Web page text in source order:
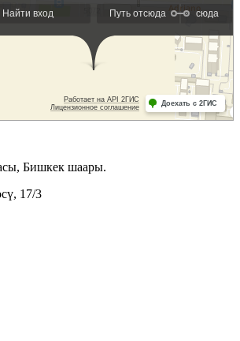
Бишкек шаары.
17/3